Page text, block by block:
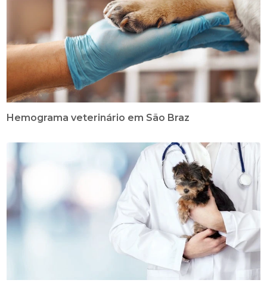
Hemograma veterinário em São Braz